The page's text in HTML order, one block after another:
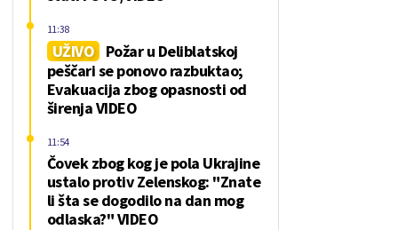
UŽIVO
Požar u Deliblatskoj
peščari se ponovo razbuktao;
Evakuacija zbog opasnosti od
širenja VIDEO
11:38
Čovek zbog kog je pola Ukrajine
ustalo protiv Zelenskog: "Znate
li šta se dogodilo na dan mog
odlaska?" VIDEO
11:54